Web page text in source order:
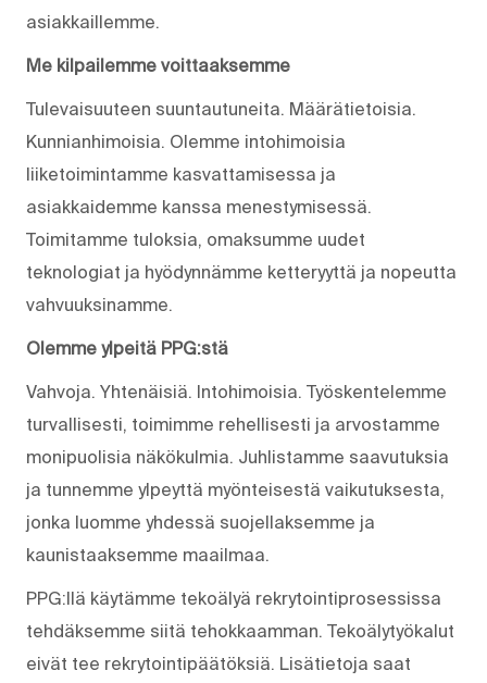
asiakkaillemme.
Me kilpailemme voittaaksemme
Tulevaisuuteen suuntautuneita. Määrätietoisia.
Kunnianhimoisia. Olemme intohimoisia
liiketoimintamme kasvattamisessa ja
asiakkaidemme kanssa menestymisessä.
Toimitamme tuloksia, omaksumme uudet
teknologiat ja hyödynnämme ketteryyttä ja nopeutta
vahvuuksinamme.
Olemme ylpeitä PPG:stä
Vahvoja. Yhtenäisiä. Into­himoisia. Työskentelemme
turvallisesti, toimimme rehellisesti ja arvostamme
monipuolisia näkökulmia. Juhlistamme saavutuksia
ja tunnemme ylpeyttä myönteisestä vaikutuksesta,
jonka luomme yhdessä suojellaksemme ja
kaunistaaksemme maailmaa.
PPG:llä käytämme tekoälyä rekrytointiprosessissa
tehdäksemme siitä tehokkaamman. Tekoälytyökalut
eivät tee rekrytointipäätöksiä. Lisätietoja saat